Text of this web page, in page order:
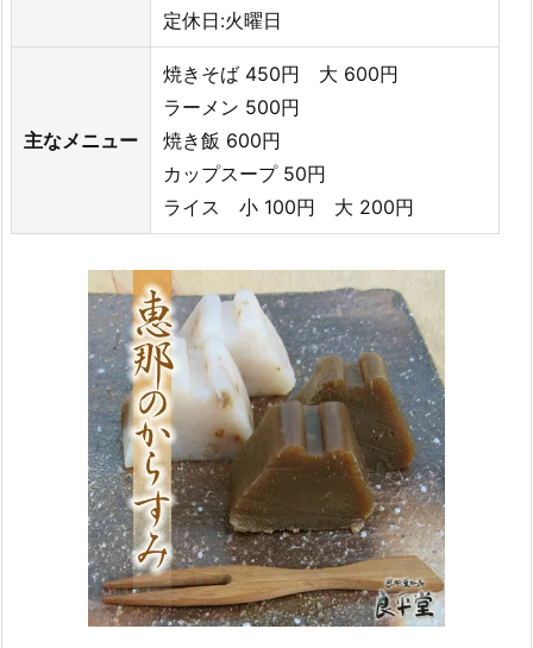
定休日:火曜日
主なメニュー
焼きそば 450円 大 600円
ラーメン 500円
焼き飯 600円
カップスープ 50円
ライス 小 100円 大 200円